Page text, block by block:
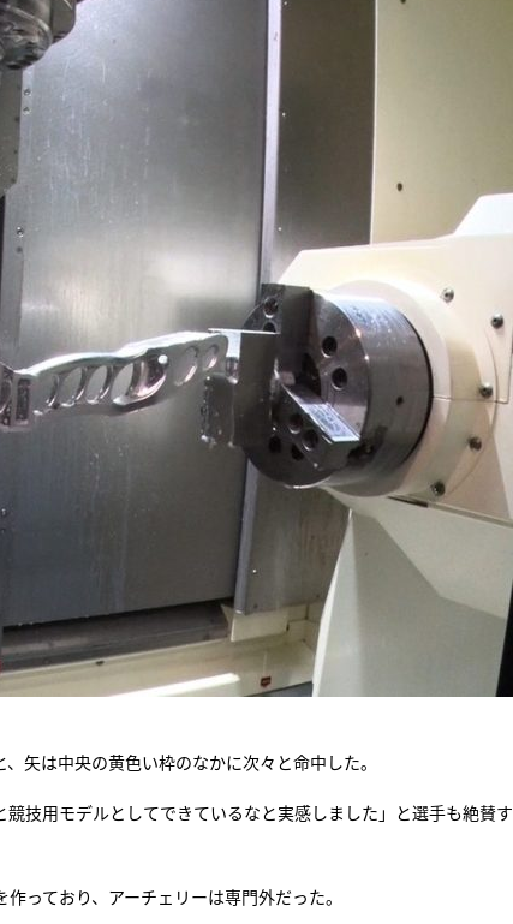
矢は中央の黄色い枠のなかに次々と命中した。
技用モデルとしてできているなと実感しました」と選手も絶賛す
っており、アーチェリーは専門外だった。